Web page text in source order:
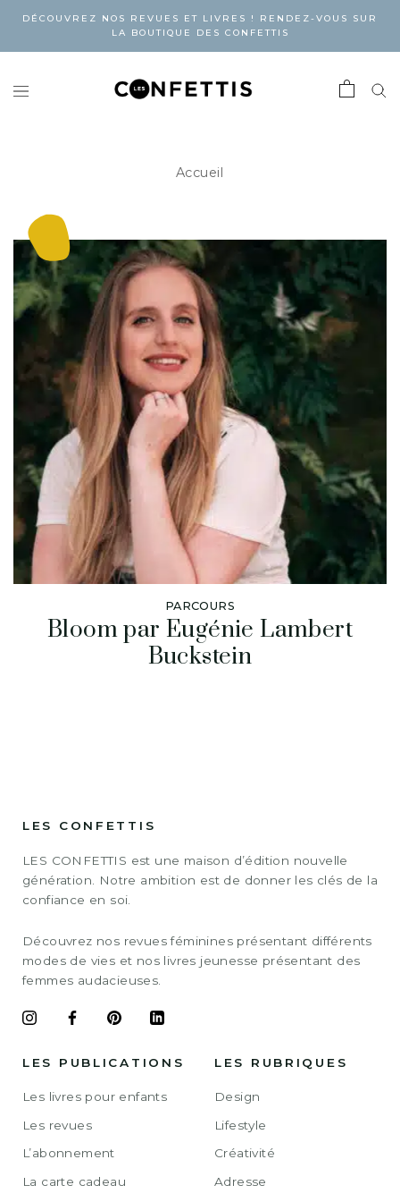
DÉCOUVREZ NOS REVUES ET LIVRES ! RENDEZ-VOUS SUR
LA BOUTIQUE DES CONFETTIS
Accueil
PARCOURS
Bloom par Eugénie Lambert
Buckstein
LES CONFETTIS
LES CONFETTIS est une maison d’édition nouvelle
génération. Notre ambition est de donner les clés de la
confiance en soi.
Découvrez nos revues féminines présentant différents
modes de vies et nos livres jeunesse présentant des
femmes audacieuses.
LES PUBLICATIONS
Les livres pour enfants
Les revues
L’abonnement
La carte cadeau
LES RUBRIQUES
Design
Lifestyle
Créativité
Adresse